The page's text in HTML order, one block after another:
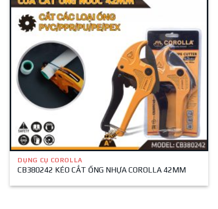
DỤNG CỤ COROLLA
CB380242 KÉO CẮT ỐNG NHỰA COROLLA 42MM